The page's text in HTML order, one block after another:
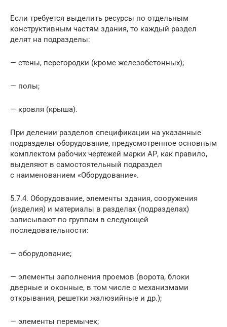
Если требуется выделить ресурсы по отдельным
конструктивным частям здания, то каждый раздел
делят на подразделы:
— стены, перегородки (кроме железобетонных);
— полы;
— кровля (крыша).
При делении разделов спецификации на указанные
подразделы оборудование, предусмотренное основным
комплектом рабочих чертежей марки АР, как правило,
выделяют в самостоятельный подраздел
с наименованием «Оборудование».
5.7.4. Оборудование, элементы здания, сооружения
(изделия) и материалы в разделах (подразделах)
записывают по группам в следующей
последовательности:
— оборудование;
— элементы заполнения проемов (ворота, блоки
дверные и оконные, в том числе с механизмами
открывания, решетки жалюзийные и др.);
— элементы перемычек;